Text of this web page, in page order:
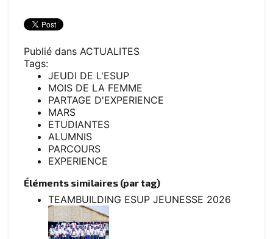
Publié dans ACTUALITES
Tags:
JEUDI DE L'ESUP
MOIS DE LA FEMME
PARTAGE D'EXPERIENCE
MARS
ETUDIANTES
ALUMNIS
PARCOURS
EXPERIENCE
Éléments similaires (par tag)
TEAMBUILDING ESUP JEUNESSE 2026